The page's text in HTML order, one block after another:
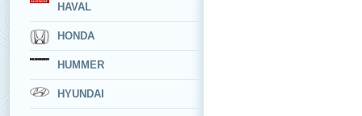
HAVAL
HONDA
HUMMER
HYUNDAI